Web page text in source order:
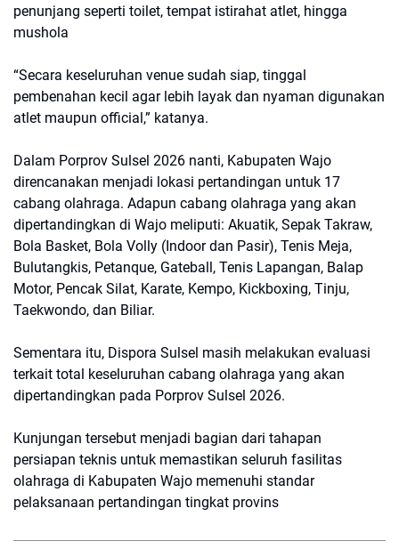
penunjang seperti toilet, tempat istirahat atlet, hingga
mushola
“Secara keseluruhan venue sudah siap, tinggal
pembenahan kecil agar lebih layak dan nyaman digunakan
atlet maupun official,” katanya.
Dalam Porprov Sulsel 2026 nanti, Kabupaten Wajo
direncanakan menjadi lokasi pertandingan untuk 17
cabang olahraga. Adapun cabang olahraga yang akan
dipertandingkan di Wajo meliputi: Akuatik, Sepak Takraw,
Bola Basket, Bola Volly (Indoor dan Pasir), Tenis Meja,
Bulutangkis, Petanque, Gateball, Tenis Lapangan, Balap
Motor, Pencak Silat, Karate, Kempo, Kickboxing, Tinju,
Taekwondo, dan Biliar.
Sementara itu, Dispora Sulsel masih melakukan evaluasi
terkait total keseluruhan cabang olahraga yang akan
dipertandingkan pada Porprov Sulsel 2026.
Kunjungan tersebut menjadi bagian dari tahapan
persiapan teknis untuk memastikan seluruh fasilitas
olahraga di Kabupaten Wajo memenuhi standar
pelaksanaan pertandingan tingkat provins